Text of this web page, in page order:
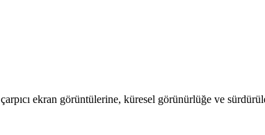
ekran görüntülerine, küresel görünürlüğe ve